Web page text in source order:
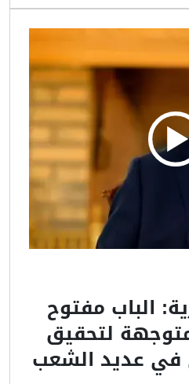
الباب مفتوح
لتحقيق
في عديد الشعب